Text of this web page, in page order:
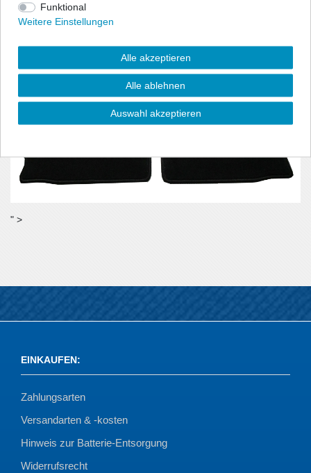
" >
EINKAUFEN:
Zahlungsarten
Versandarten & -kosten
Hinweis zur Batterie-Entsorgung
Widerrufsrecht
Funktional
Weitere Einstellungen
Alle akzeptieren
Alle ablehnen
Auswahl akzeptieren